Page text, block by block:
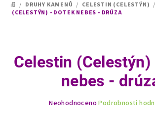
DOMŮ
/ DRUHY KAMENŮ / CELESTIN (CELESTÝN) /
(CELESTÝN) - DOTEK NEBES - DRÚZA
Celestin
nebes -
Neohodnoceno Podrobnosti